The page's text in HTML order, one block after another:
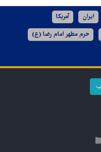
ایران آمریکا
حرم مطهر امام رضا (ع)